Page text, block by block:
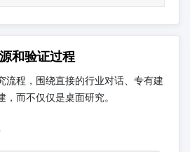
和验证过程
流程，围绕直接的行业对话、专有建
而不仅仅是桌面研究。